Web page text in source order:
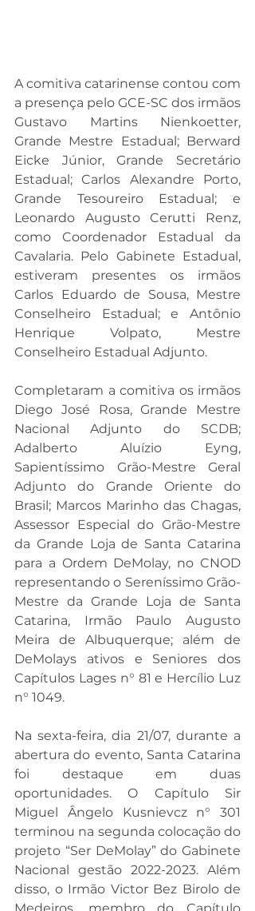
A comitiva catarinense contou com
a presença pelo GCE-SC dos irmãos
Gustavo Martins Nienkoetter,
Grande Mestre Estadual; Berward
Eicke Júnior, Grande Secretário
Estadual; Carlos Alexandre Porto,
Grande Tesoureiro Estadual; e
Leonardo Augusto Cerutti Renz,
como Coordenador Estadual da
Cavalaria. Pelo Gabinete Estadual,
estiveram presentes os irmãos
Carlos Eduardo de Sousa, Mestre
Conselheiro Estadual; e Antônio
Henrique Volpato, Mestre
Conselheiro Estadual Adjunto.
Completaram a comitiva os irmãos
Diego José Rosa, Grande Mestre
Nacional Adjunto do SCDB;
Adalberto Aluízio Eyng,
Sapientíssimo Grão-Mestre Geral
Adjunto do Grande Oriente do
Brasil; Marcos Marinho das Chagas,
Assessor Especial do Grão-Mestre
da Grande Loja de Santa Catarina
para a Ordem DeMolay, no CNOD
representando o Sereníssimo Grão-
Mestre da Grande Loja de Santa
Catarina, Irmão Paulo Augusto
Meira de Albuquerque; além de
DeMolays ativos e Seniores dos
Capítulos Lages n° 81 e Hercílio Luz
n° 1049.
Na sexta-feira, dia 21/07, durante a
abertura do evento, Santa Catarina
foi destaque em duas
oportunidades. O Capítulo Sir
Miguel Ângelo Kusnievcz n° 301
terminou na segunda colocação do
projeto “Ser DeMolay” do Gabinete
Nacional gestão 2022-2023. Além
disso, o Irmão Victor Bez Birolo de